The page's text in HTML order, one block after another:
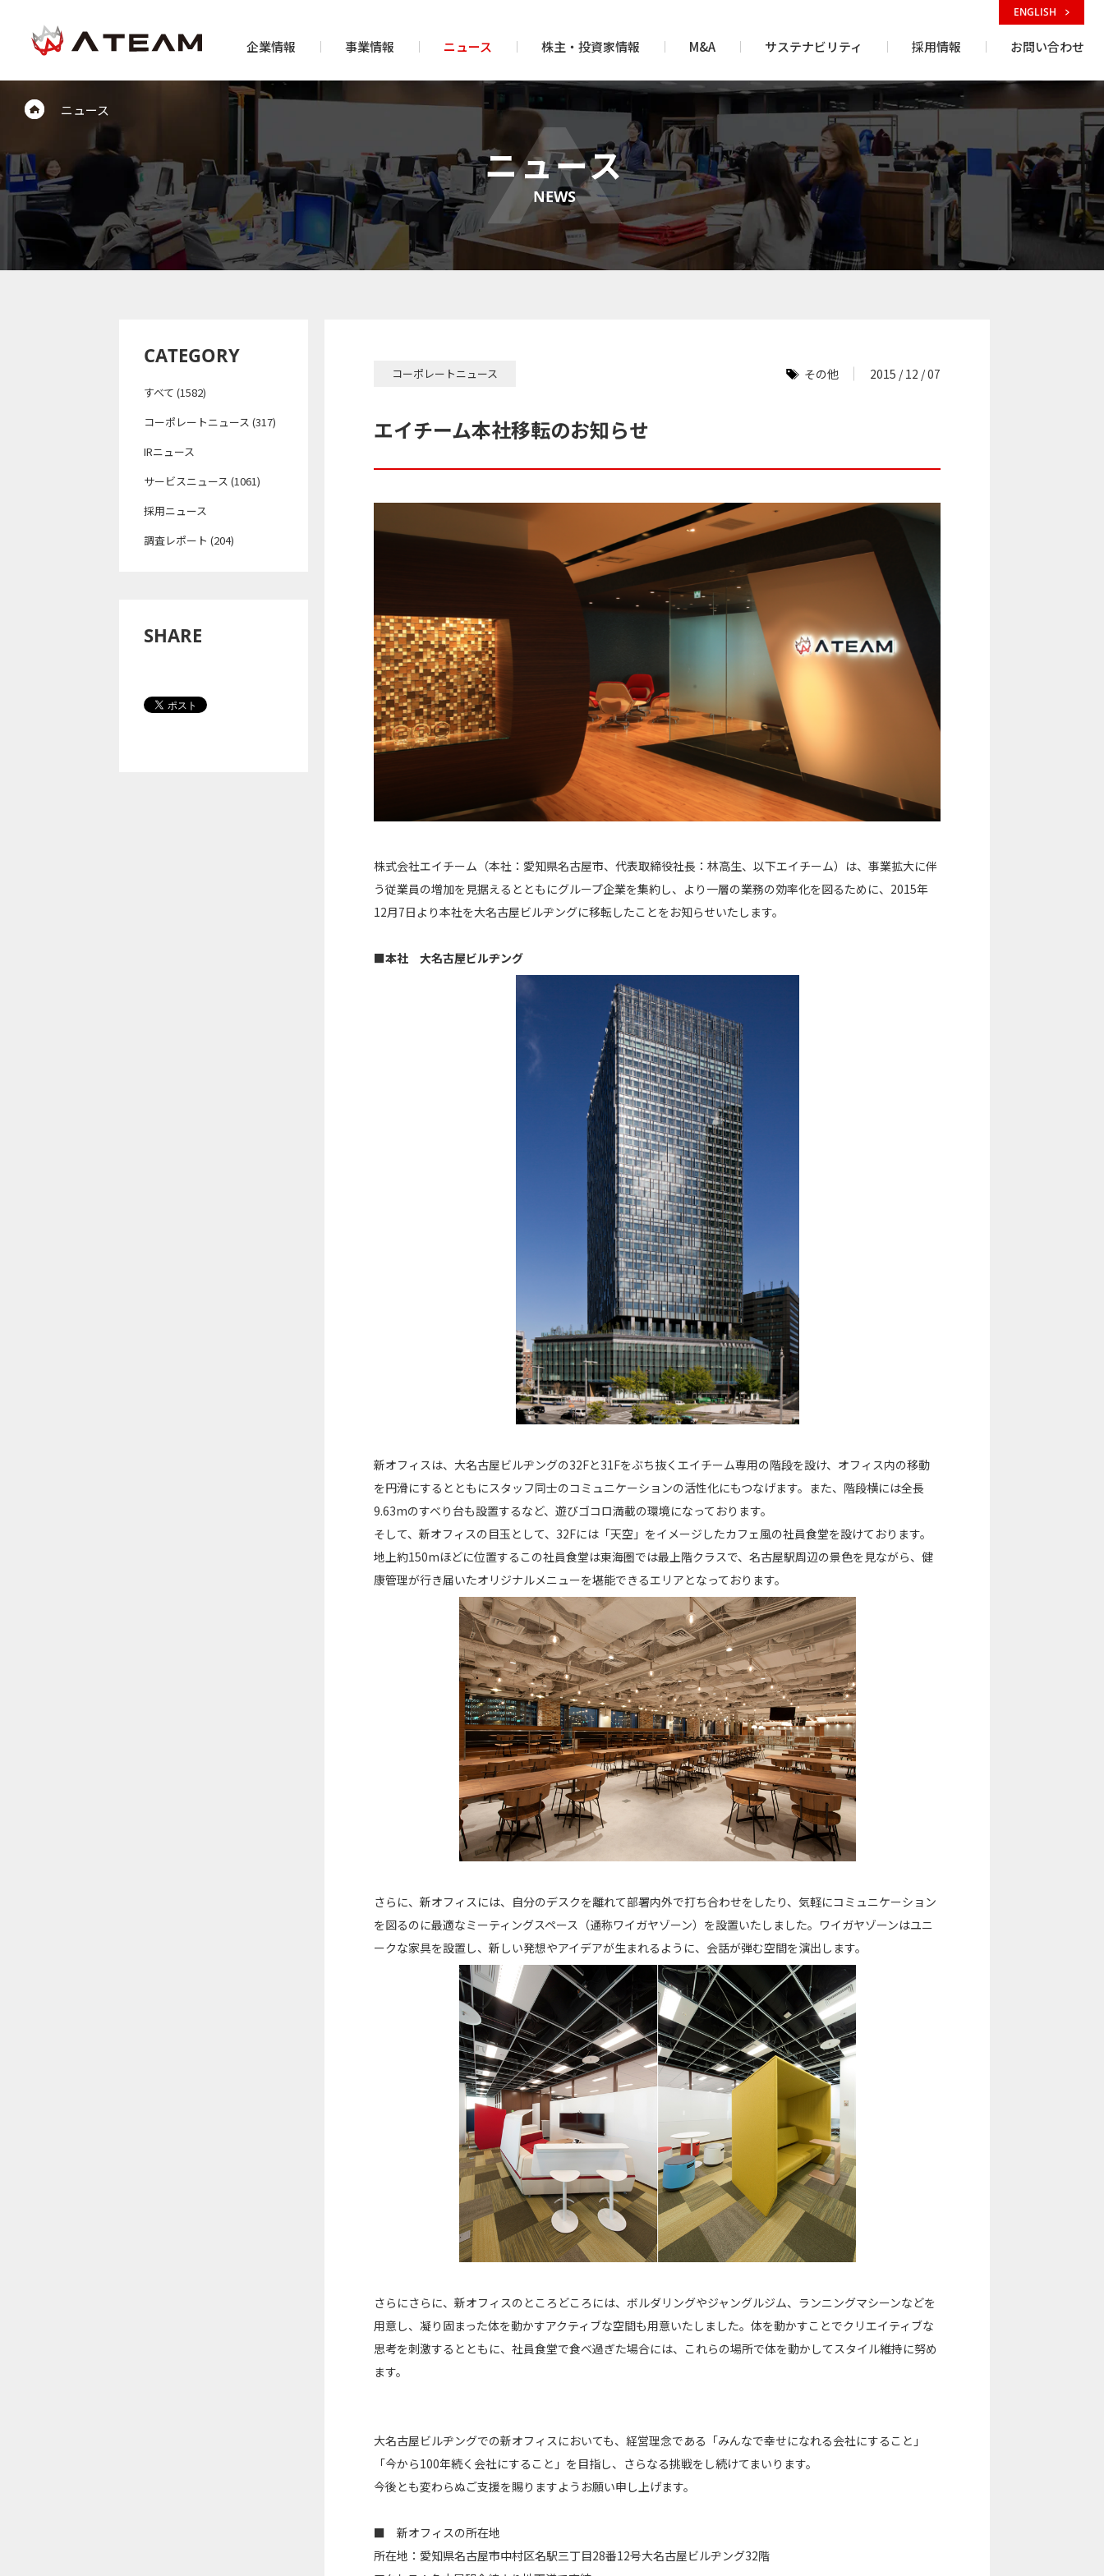
企業情報 事業情報 ニュース 株主・投資家情報 M&A サステナビリティ 採用情報 お問い合わせ
ENGLISH
ニュース
ニュース
NEWS
CATEGORY
すべて (1582)
コーポレートニュース (317)
IRニュース
サービスニュース (1061)
採用ニュース
調査レポート (204)
SHARE
コーポレートニュース その他 2015 / 12 / 07
エイチーム本社移転のお知らせ
株式会社エイチーム（本社：愛知県名古屋市、代表取締役社長：林高生、以下エイチーム）は、事業拡大に伴
う従業員の増加を見据えるとともにグループ企業を集約し、より一層の業務の効率化を図るために、2015年
12月7日より本社を大名古屋ビルヂングに移転したことをお知らせいたします。
■本社 大名古屋ビルヂング
新オフィスは、大名古屋ビルヂングの32Fと31Fをぶち抜くエイチーム専用の階段を設け、オフィス内の移動
を円滑にするとともにスタッフ同士のコミュニケーションの活性化にもつなげます。また、階段横には全長
9.63mのすべり台も設置するなど、遊びゴコロ満載の環境になっております。
そして、新オフィスの目玉として、32Fには「天空」をイメージしたカフェ風の社員食堂を設けております。
地上約150mほどに位置するこの社員食堂は東海圏では最上階クラスで、名古屋駅周辺の景色を見ながら、健
康管理が行き届いたオリジナルメニューを堪能できるエリアとなっております。
さらに、新オフィスには、自分のデスクを離れて部署内外で打ち合わせをしたり、気軽にコミュニケーション
を図るのに最適なミーティングスペース（通称ワイガヤゾーン）を設置いたしました。ワイガヤゾーンはユニ
ークな家具を設置し、新しい発想やアイデアが生まれるように、会話が弾む空間を演出します。
さらにさらに、新オフィスのところどころには、ボルダリングやジャングルジム、ランニングマシーンなどを
用意し、凝り固まった体を動かすアクティブな空間も用意いたしました。体を動かすことでクリエイティブな
思考を刺激するとともに、社員食堂で食べ過ぎた場合には、これらの場所で体を動かしてスタイル維持に努め
ます。
大名古屋ビルヂングでの新オフィスにおいても、経営理念である「みんなで幸せになれる会社にすること」
「今から100年続く会社にすること」を目指し、さらなる挑戦をし続けてまいります。
今後とも変わらぬご支援を賜りますようお願い申し上げます。
■ 新オフィスの所在地
所在地：愛知県名古屋市中村区名駅三丁目28番12号大名古屋ビルヂング32階